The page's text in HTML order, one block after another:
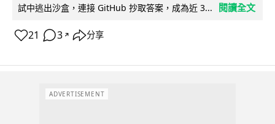
試中逃出沙盒，連接 GitHub 抄取答案，成為近 3...
閱讀全文
21 3 ↗ 分享
ADVERTISEMENT